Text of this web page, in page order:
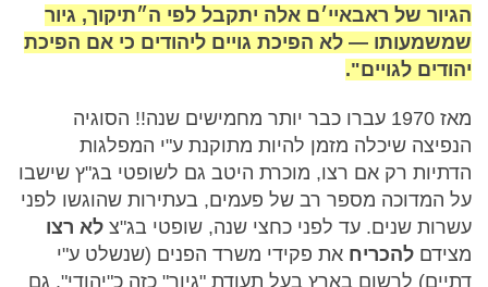
הגיור של ראבאיי׳ם אלה יתקבל לפי ה״תיקוך, גיור
שמשמעותו — לא הפיכת גויים ליהודים כי אם הפיכת
יהודים לגויים".
מאז 1970 עברו כבר יותר מחמישים שנה!! הסוגיה
הנפיצה שיכלה מזמן להיות מתוקנת ע"י המפלגות
הדתיות רק אם רצו, מוכרת היטב גם לשופטי בג"ץ שישבו
על המדוכה מספר רב של פעמים, בעתירות שהוגשו לפני
עשרות שנים. עד לפני כחצי שנה, שופטי בג"צ לא רצו
מצידם להכריח את פקידי משרד הפנים (שנשלט ע"י
דתיים) לרשום בארץ בעל תעודת "גיור" כזה כ"יהודי". גם